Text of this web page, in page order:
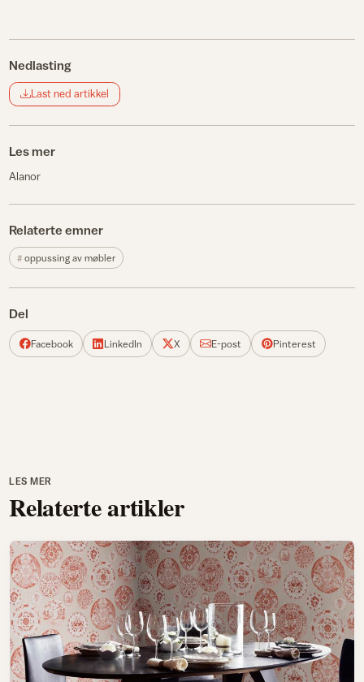
Nedlasting
Last ned artikkel
Les mer
Alanor
Relaterte emner
oppussing av møbler
Del
Facebook LinkedIn X E-post Pinterest
LES MER
Relaterte artikler